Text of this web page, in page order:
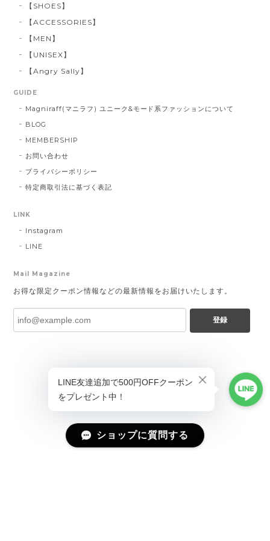
【SHOES】
【ACCESSORIES】
【MEN】
【UNISEX】
【Angry Sally】
GUIDE
Magniraff(マニラフ) ユニーク&モード系ファッションについて
BLOG
MEMBERSHIP
お問い合わせ
プライバシーポリシー
特定商取引法に基づく表記
LINK
Instagram
LINE
Mail Magazine
お得な限定クーポン情報などの最新情報をお届けいたします。
登録
ショップに質問する